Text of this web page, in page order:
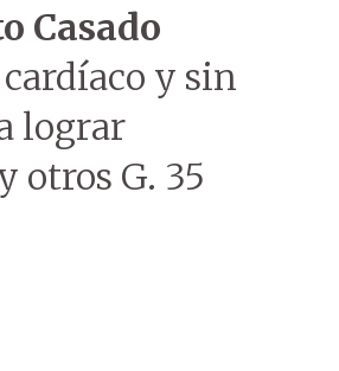
Casado
y sin
lograr
otros G. 35